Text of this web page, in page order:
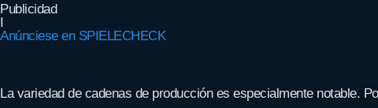
Publicidad
I
Anúnciese en SPIELECHECK
La variedad de cadenas de producción es especialmente notable.